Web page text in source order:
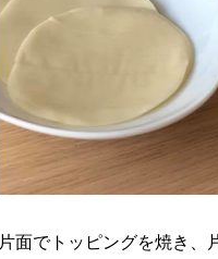
片面でトッピングを焼き、